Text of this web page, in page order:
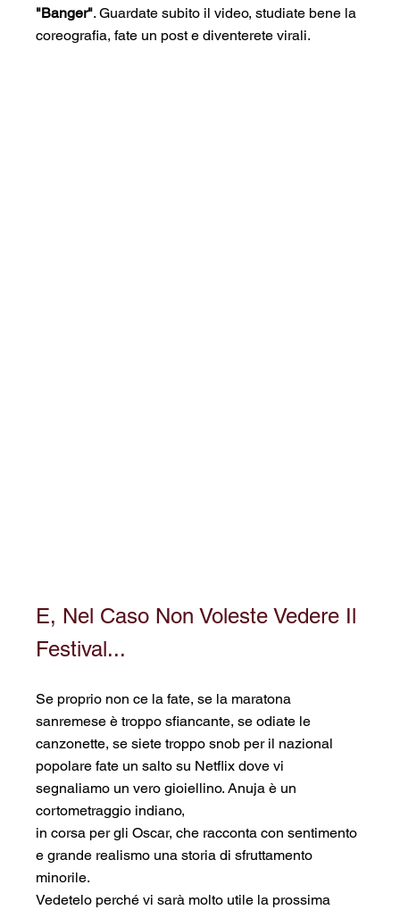
"Banger". Guardate subito il video, studiate bene la
coreografia, fate un post e diventerete virali.
E, Nel Caso Non Voleste Vedere Il
Festival...
Se proprio non ce la fate, se la maratona
sanremese è troppo sfiancante, se odiate le
canzonette, se siete troppo snob per il nazional
popolare fate un salto su Netflix dove vi
segnaliamo un vero gioiellino. Anuja è un
cortometraggio indiano,
in corsa per gli Oscar, che racconta con sentimento
e grande realismo una storia di sfruttamento
minorile.
Vedetelo perché vi sarà molto utile la prossima